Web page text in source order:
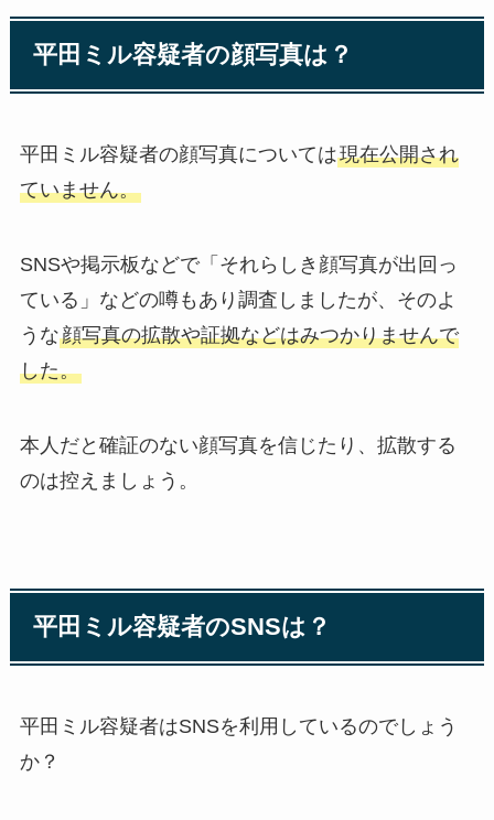
平田ミル容疑者の顔写真は？
平田ミル容疑者の顔写真については現在公開され
ていません。
SNSや掲示板などで「それらしき顔写真が出回っ
ている」などの噂もあり調査しましたが、そのよ
うな顔写真の拡散や証拠などはみつかりませんで
した。
本人だと確証のない顔写真を信じたり、拡散する
のは控えましょう。
平田ミル容疑者のSNSは？
平田ミル容疑者はSNSを利用しているのでしょう
か？